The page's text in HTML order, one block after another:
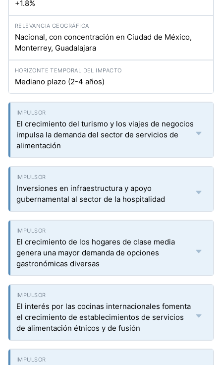
+1.8%
Nacional, con concentración en Ciudad de México,
Monterrey, Guadalajara
Mediano plazo (2-4 años)
El crecimiento del turismo y los viajes de negocios
impulsa la demanda del sector de servicios de
alimentación
Inversiones en infraestructura y apoyo
gubernamental al sector de la hospitalidad
El crecimiento de los hogares de clase media
genera una mayor demanda de opciones
gastronómicas diversas
El interés por las cocinas internacionales fomenta
el crecimiento de establecimientos de servicios
de alimentación étnicos y de fusión